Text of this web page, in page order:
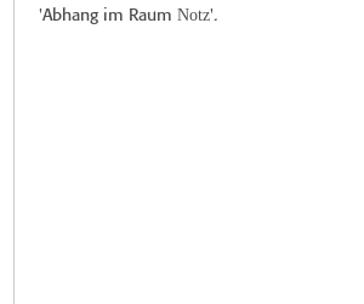
'Abhang im Raum Notz'.